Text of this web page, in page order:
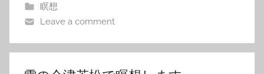
瞑想
Leave a comment